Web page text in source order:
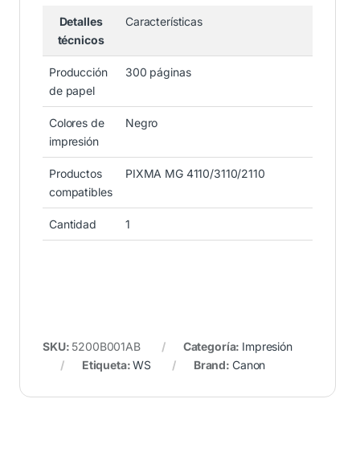
Detalles
técnicos
Características
Producción
de papel
300 páginas
Colores de
impresión
Negro
Productos
compatibles
PIXMA MG 4110/3110/2110
Cantidad 1
SKU: 5200B001AB Categoría: Impresión
Etiqueta:WS Brand: Canon